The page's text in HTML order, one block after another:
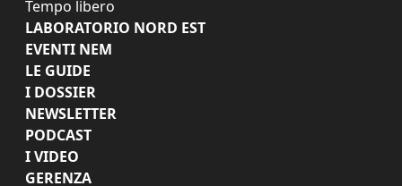
Tempo libero
LABORATORIO NORD EST
EVENTI NEM
LE GUIDE
I DOSSIER
NEWSLETTER
PODCAST
I VIDEO
GERENZA